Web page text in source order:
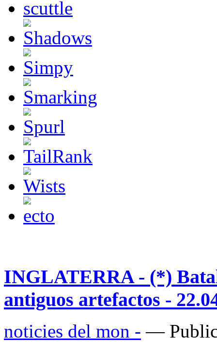
INGLATERRA - (*)
antiguos artefactos -
noticies del mon - —